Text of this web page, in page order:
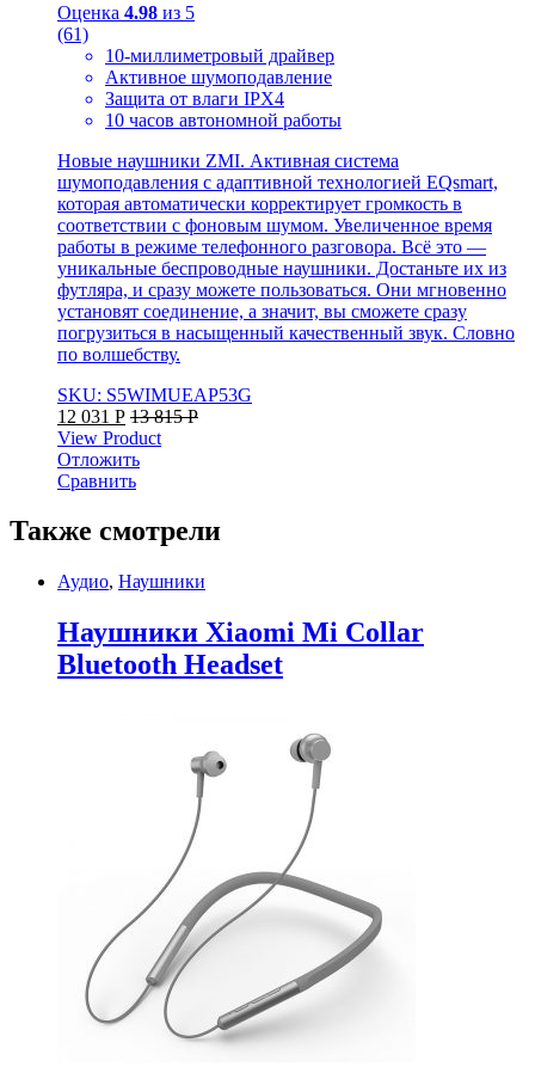
Оценка 4.98 из 5
(61)
10-миллиметровый драйвер
Активное шумоподавление
Защита от влаги IPX4
10 часов автономной работы
Новые наушники ZMI. Активная система
шумоподавления с адаптивной технологией EQsmart,
которая автоматически корректирует громкость в
соответствии с фоновым шумом. Увеличенное время
работы в режиме телефонного разговора. Всё это —
уникальные беспроводные наушники. Достаньте их из
футляра, и сразу можете пользоваться. Они мгновенно
установят соединение, а значит, вы сможете сразу
погрузиться в насыщенный качественный звук. Словно
по волшебству.
SKU: S5WIMUEAP53G
12 031 Р 13 815Р
View Product
Отложить
Сравнить
Также смотрели
Аудио, Наушники
Наушники Xiaomi Mi Collar
Bluetooth Headset